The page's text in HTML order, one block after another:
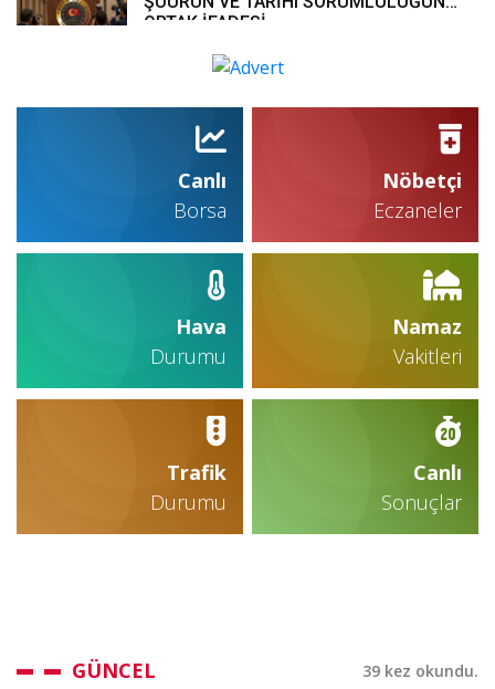
ORTAK İFADESİ
Canlı
Borsa
Nöbetçi
Eczaneler
Hava
Durumu
Namaz
Vakitleri
Trafik
Durumu
Canlı
Sonuçlar
GÜNCEL 39 kez okundu.